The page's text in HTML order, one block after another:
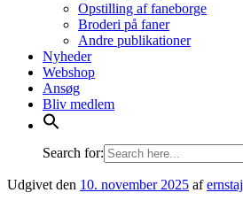
Opstilling af faneborge
Broderi på faner
Andre publikationer
Nyheder
Webshop
Ansøg
Bliv medlem
Search for:
Udgivet den 10. november 2025 afernstaj